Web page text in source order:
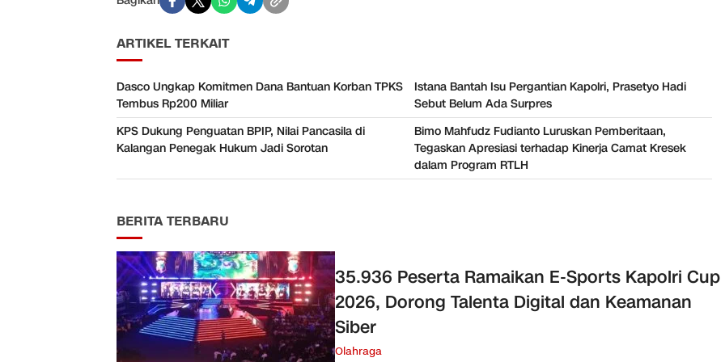
ARTIKEL TERKAIT
Dasco Ungkap Komitmen Dana Bantuan Korban TPKS
Tembus Rp200 Miliar
Istana Bantah Isu Pergantian Kapolri, Prasetyo Hadi
Sebut Belum Ada Surpres
KPS Dukung Penguatan BPIP, Nilai Pancasila di
Kalangan Penegak Hukum Jadi Sorotan
Bimo Mahfudz Fudianto Luruskan Pemberitaan,
Tegaskan Apresiasi terhadap Kinerja Camat Kresek
dalam Program RTLH
BERITA TERBARU
35.936 Peserta Ramaikan E-Sports Kapolri Cup
2026, Dorong Talenta Digital dan Keamanan
Siber
Olahraga